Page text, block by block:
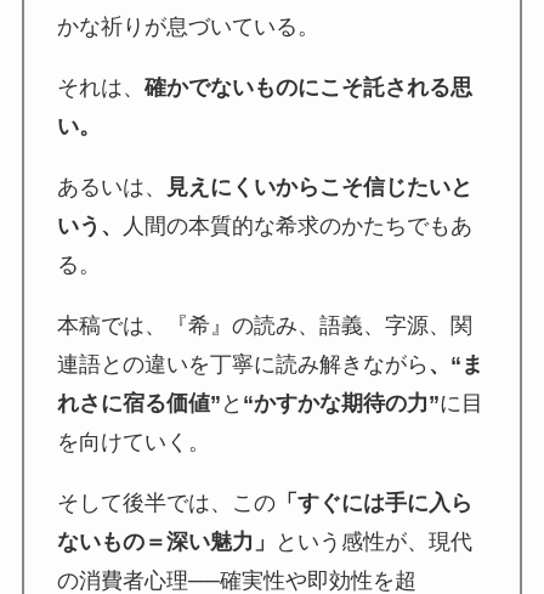
かな祈りが息づいている。
それは、 確かでないものにこそ託される思
い。
あるいは、
見えにくいからこそ信じたいと
いう、
人間の本質的な希求のかたちでもあ
る。
本稿では、『希』の読み、語義、字源、関
連語との違いを丁寧に読み解きながら 、“ま
れさに宿る価値” と “かすかな期待の力”に目
を向けていく。
そして後半では、この「すぐには手に入ら
ないもの＝深い魅力」
という感性が、現代
の消費者心理──確実性や即効性を超